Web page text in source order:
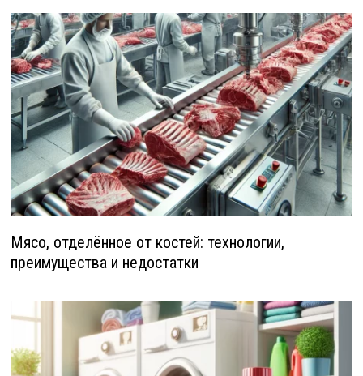
Мясо, отделённое от костей: технологии,
преимущества и недостатки